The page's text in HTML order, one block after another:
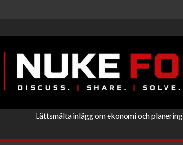
Lättsmälta inlägg om ekonomi och planering